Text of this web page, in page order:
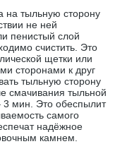
на тыльную сторону
не ней
пенистый слой
счистить. Это
щетки или
сторонами к друг
тыльную сторону
смачивания тыльной
3 мин. Это обеспылит
самого
надёжное
камнем.